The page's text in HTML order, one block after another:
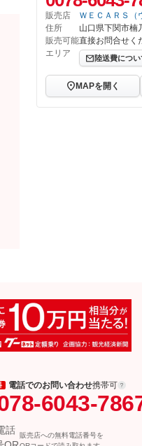
販売店
ＷＥＣＡＲＳ（
住所
山口県下関市楠
販売可能
エリア
直接お問合せく
陸送費につい
MAPを開く
電話でのお問い合わせ携帯可
6043-
販売店への無料電話番号を